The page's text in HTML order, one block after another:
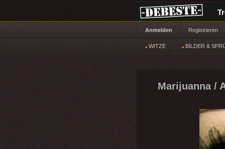
Anmelden Registrieren
WITZE BILDER &
Marijuanna /